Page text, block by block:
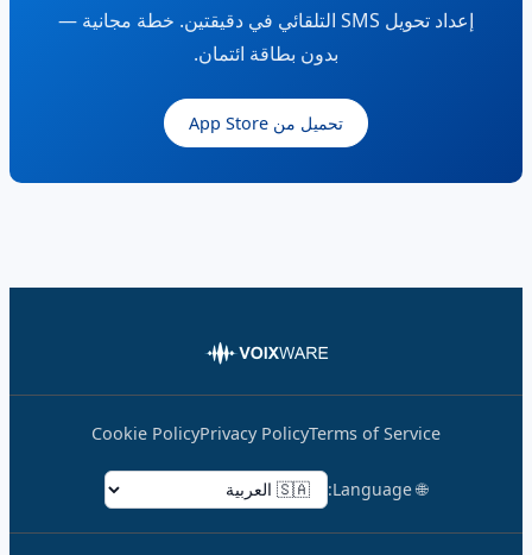
إعداد تحويل SMS التلقائي في دقيقتين. خطة مجانية —
بدون بطاقة ائتمان.
تحميل من App Store
Terms of Service
Privacy Policy
Cookie Policy
🌐 Language: